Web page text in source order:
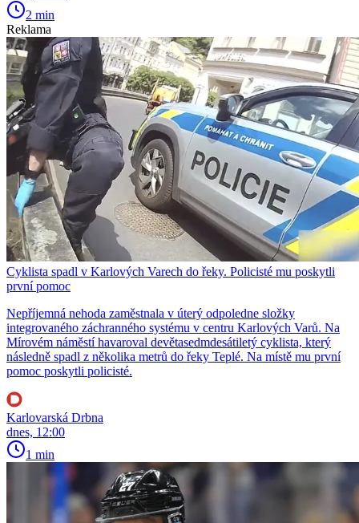
2 min
Reklama
Cyklista spadl v Karlových Varech do řeky. Policisté mu poskytli
první pomoc
Nepříjemná nehoda zaměstnala v úterý odpoledne složky
integrovaného záchranného systému v centru Karlových Varů. Na
Mírovém náměstí havaroval devětasedmdesátiletý cyklista, který
následně spadl z několika metrů do řeky Teplé. Na místě mu první
pomoc poskytli policisté.
Karlovarská Drbna
dnes, 12:00
1 min